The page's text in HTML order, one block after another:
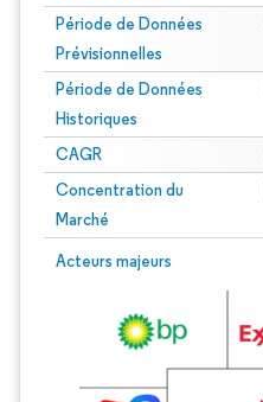
Période de Données
Prévisionnelles
Période de Données
Historiques
CAGR
Concentration du
Marché
Acteurs majeurs